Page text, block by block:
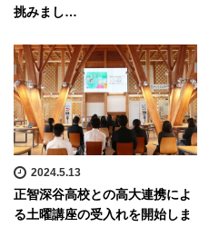
挑みまし…
2024.5.13
正智深谷高校との高大連携によ
る土曜講座の受入れを開始しま